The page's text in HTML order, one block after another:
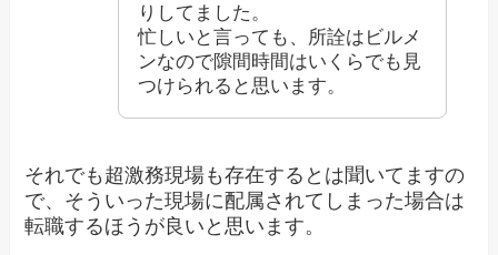
りしてました。
忙しいと言っても、所詮はビルメ
ンなので隙間時間はいくらでも見
つけられると思います。
それでも超激務現場も存在するとは聞いてますの
で、そういった現場に配属されてしまった場合は
転職するほうが良いと思います。